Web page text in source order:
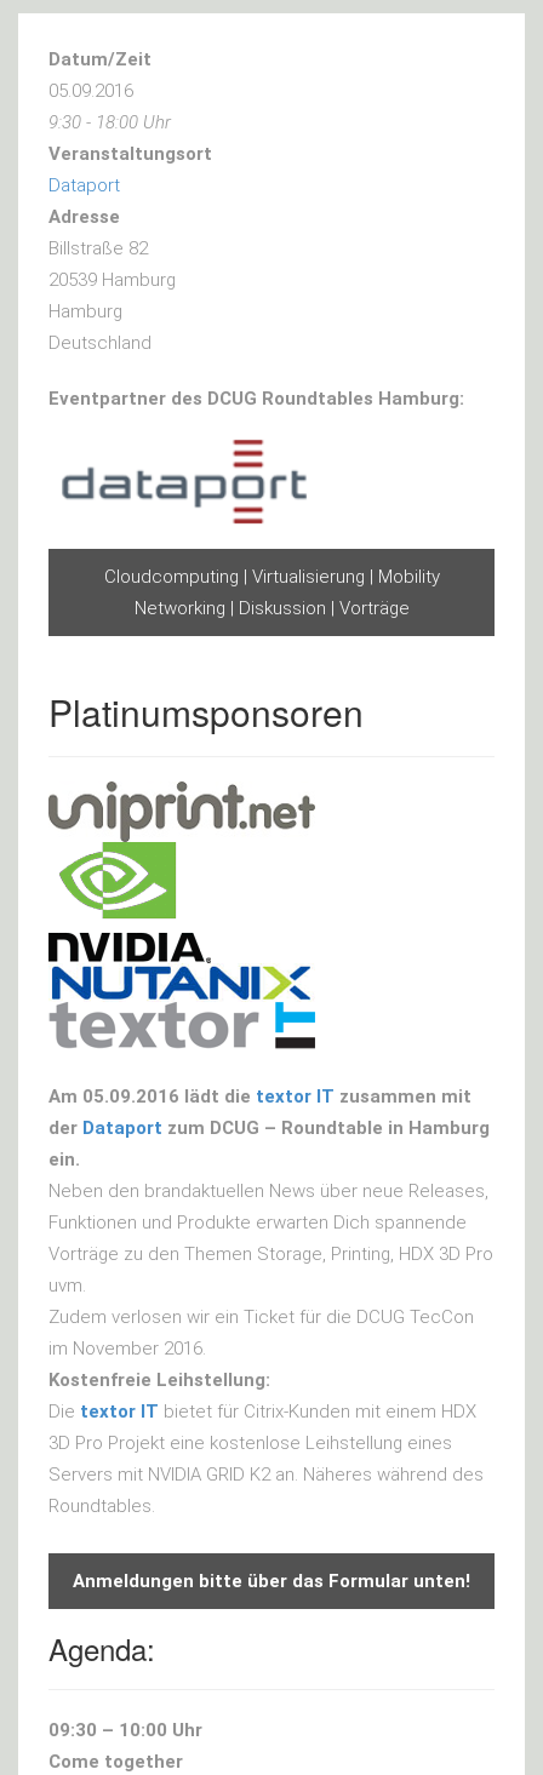
Datum/Zeit
05.09.2016
9:30 - 18:00 Uhr
Veranstaltungsort
Dataport
Adresse
Billstraße 82
20539 Hamburg
Hamburg
Deutschland
Eventpartner des DCUG Roundtables Hamburg:
Cloudcomputing | Virtualisierung | Mobility
Networking | Diskussion | Vorträge
Platinumsponsoren
Am 05.09.2016 lädt die textor IT zusammen mit
der Dataport zum DCUG – Roundtable in Hamburg
ein.
Neben den brandaktuellen News über neue Releases,
Funktionen und Produkte erwarten Dich spannende
Vorträge zu den Themen Storage, Printing, HDX 3D Pro
uvm.
Zudem verlosen wir ein Ticket für die DCUG TecCon
im November 2016.
Kostenfreie Leihstellung:
Die textor IT bietet für Citrix-Kunden mit einem HDX
3D Pro Projekt eine kostenlose Leihstellung eines
Servers mit NVIDIA GRID K2 an. Näheres während des
Roundtables.
Anmeldungen bitte über das Formular unten!
Agenda:
09:30 – 10:00 Uhr
Come together